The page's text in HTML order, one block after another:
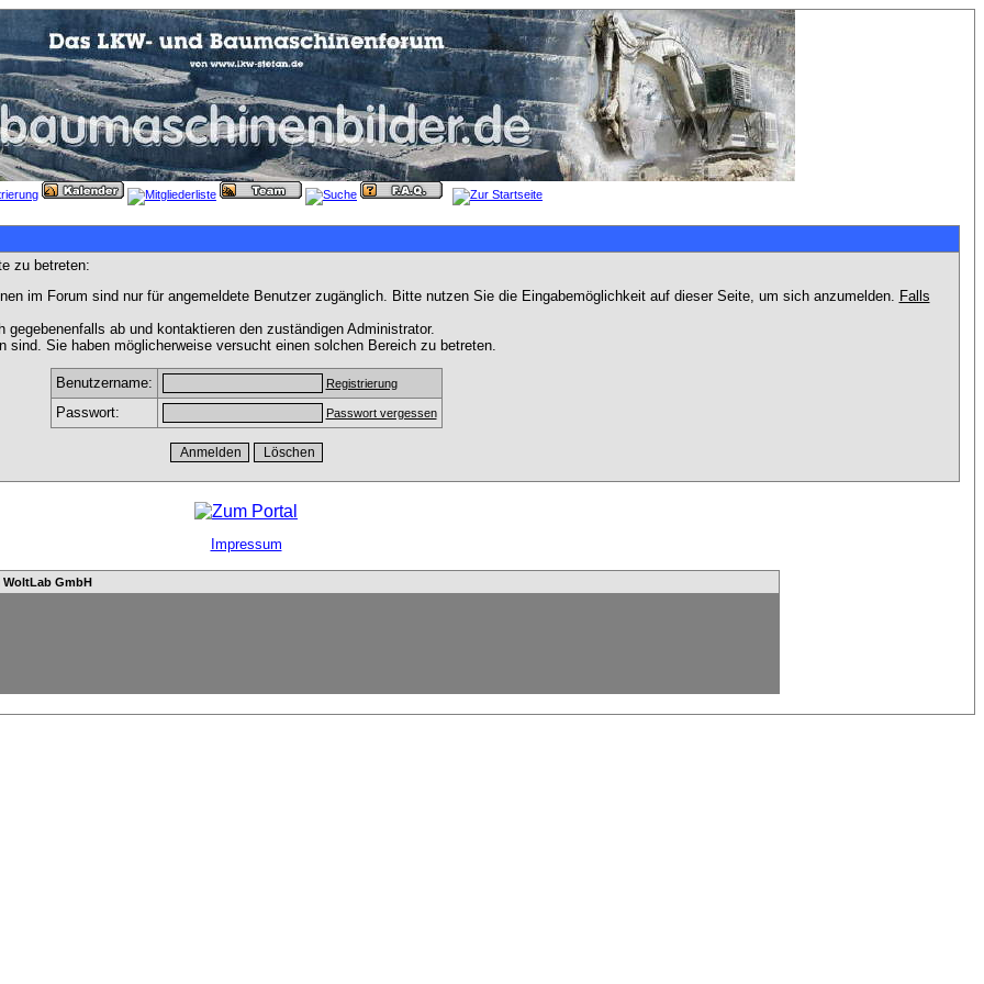
zu betreten:
im Forum sind nur für angemeldete Benutzer zugänglich. Bitte nutzen Sie die Eingabemöglichkeit auf dieser Seite, um sich anzumelden. Falls
ab und kontaktieren den zuständigen Administrator.
Sie haben möglicherweise versucht einen solchen Bereich zu betreten.
Benutzername: Registrierung
Passwort: Passwort vergessen
Impressum
WoltLab GmbH